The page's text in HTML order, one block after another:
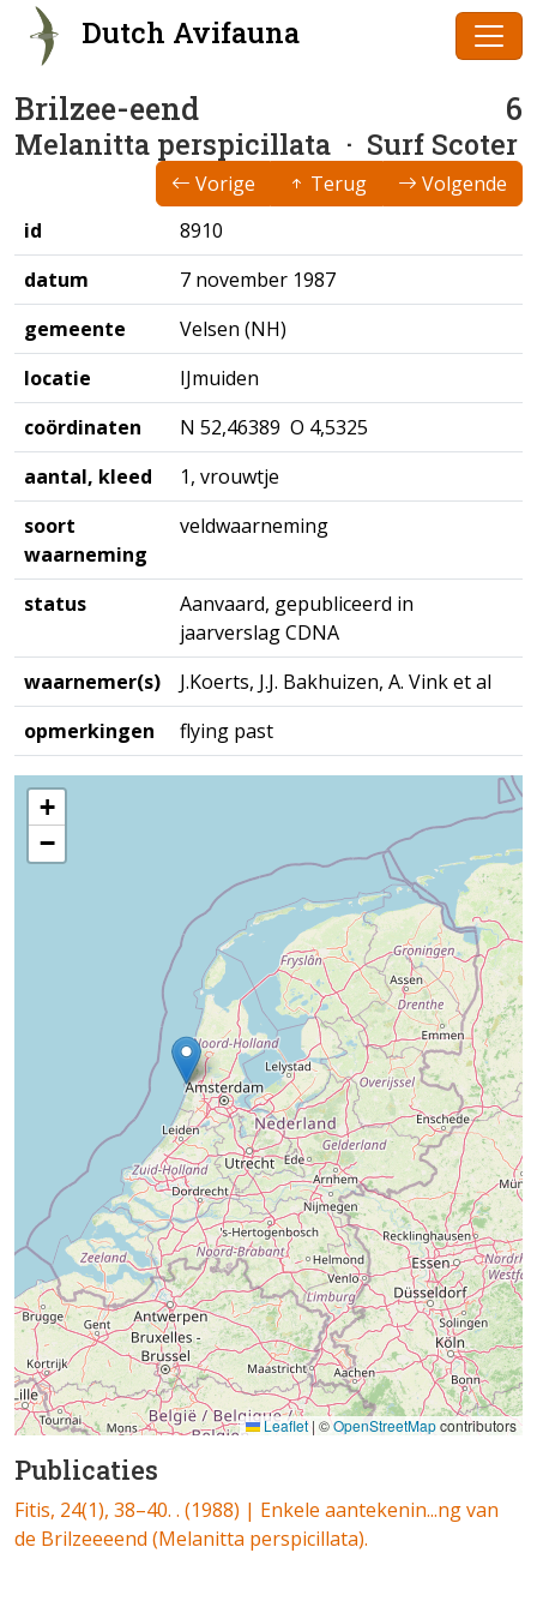
Dutch Avifauna
Brilzee-eend 6
Melanitta perspicillata · Surf Scoter
Vorige Terug
Volgende
id
8910
datum
7 november 1987
gemeente
Velsen (NH)
locatie
IJmuiden
coördinaten
N 52,46389 O 4,5325
aantal, kleed
1, vrouwtje
soort
waarneming
veldwaarneming
status
Aanvaard, gepubliceerd in
jaarverslag CDNA
waarnemer(s)
J.Koerts, J.J. Bakhuizen, A. Vink et al
opmerkingen
flying past
+
−
Leaflet| ©OpenStreetMapcontributors
Publicaties
Fitis, 24(1), 38–40. . (1988) | Enkele aantekenin...ng van
de Brilzeeeend (Melanitta perspicillata).